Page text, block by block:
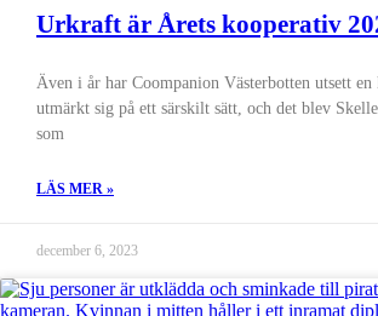
Urkraft är Årets kooperativ
Även i år har Coompanion Västerbotten utsett
utmärkt sig på ett särskilt sätt, och det blev
som
LÄS MER »
december 6, 2023